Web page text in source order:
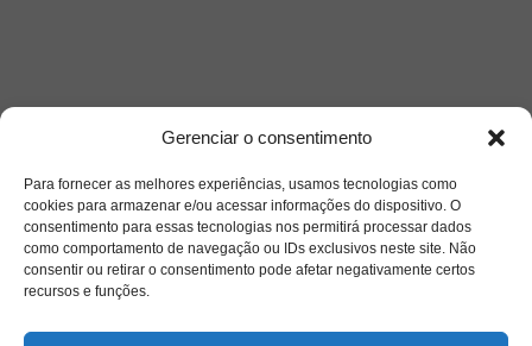
Gerenciar o consentimento
Para fornecer as melhores experiências, usamos tecnologias como
cookies para armazenar e/ou acessar informações do dispositivo. O
consentimento para essas tecnologias nos permitirá processar dados
como comportamento de navegação ou IDs exclusivos neste site. Não
consentir ou retirar o consentimento pode afetar negativamente certos
recursos e funções.